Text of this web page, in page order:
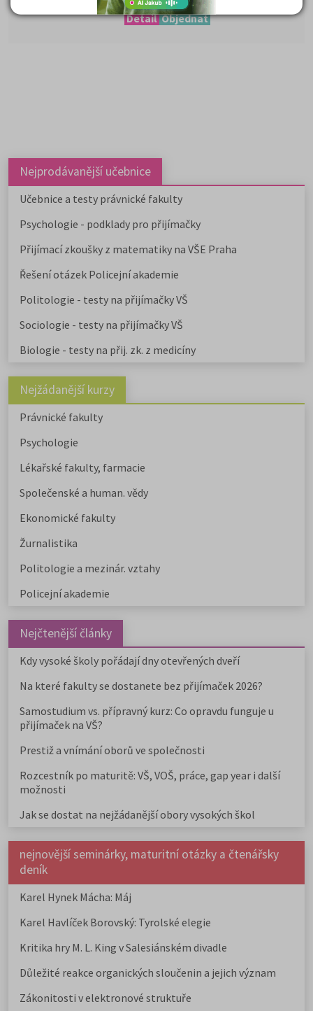
Detail Objednat
Nejprodávanější učebnice
Učebnice a testy právnické fakulty
Psychologie - podklady pro přijímačky
Přijímací zkoušky z matematiky na VŠE Praha
Řešení otázek Policejní akademie
Politologie - testy na přijímačky VŠ
Sociologie - testy na přijímačky VŠ
Biologie - testy na přij. zk. z medicíny
Nejžádanější kurzy
Právnické fakulty
Psychologie
Lékařské fakulty, farmacie
Společenské a human. vědy
Ekonomické fakulty
Žurnalistika
Politologie a mezinár. vztahy
Policejní akademie
Nejčtenější články
Kdy vysoké školy pořádají dny otevřených dveří
Na které fakulty se dostanete bez přijímaček 2026?
Samostudium vs. přípravný kurz: Co opravdu funguje u
přijímaček na VŠ?
Prestiž a vnímání oborů ve společnosti
Rozcestník po maturitě: VŠ, VOŠ, práce, gap year i další
možnosti
Jak se dostat na nejžádanější obory vysokých škol
nejnovější seminárky, maturitní otázky a čtenářsky
deník
Karel Hynek Mácha: Máj
Karel Havlíček Borovský: Tyrolské elegie
Kritika hry M. L. King v Salesiánském divadle
Důležité reakce organických sloučenin a jejich význam
Zákonitosti v elektronové struktuře